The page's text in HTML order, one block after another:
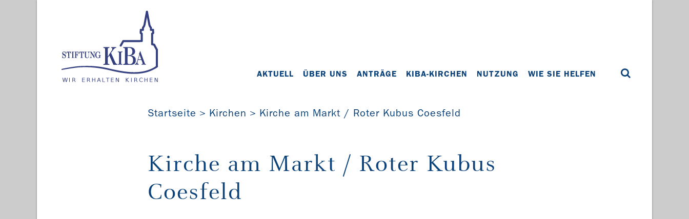
AKTUELL ÜBER UNS ANTRÄGE KIBA-KIRCHEN NUTZUNG WIE SIE HELFEN
Startseite Kirchen Kirche am Markt / Roter Kubus Coesfeld
Kirche am Markt / Roter Kubus
Coesfeld